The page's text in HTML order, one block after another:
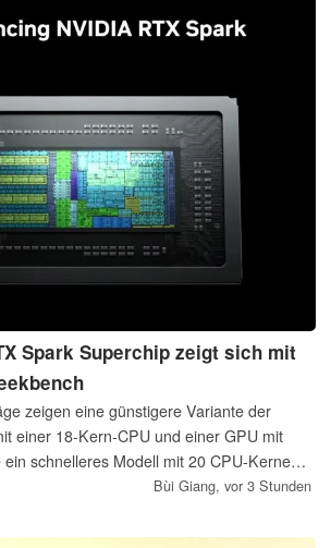
Spark Superchip zeigt sich mit
zeigen eine günstigere Variante der
einer 18-Kern-CPU und einer GPU mit
schnelleres Modell mit 20 CPU-Kernen
Bei beiden Geräten handelt es sich
Daten der Serienversionen sind noch
Bùi Giang, vor 3 Stunden